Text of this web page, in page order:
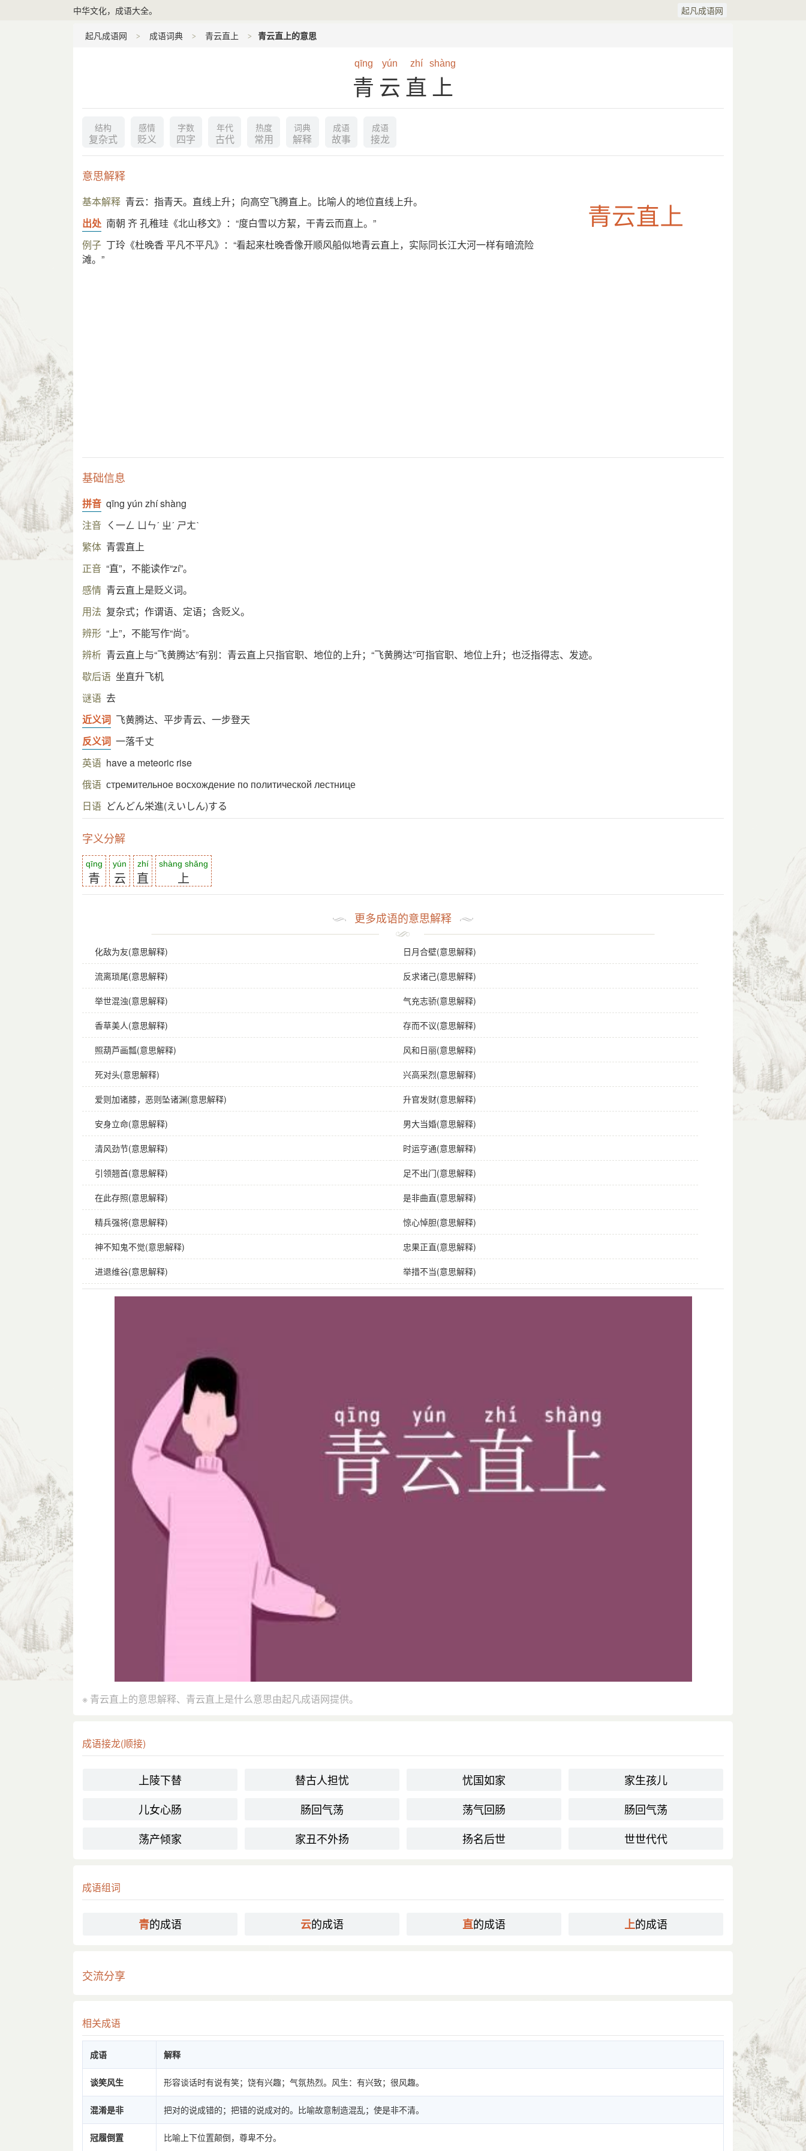
中华文化，成语大全。 起凡成语网
起凡成语网 成语词典 青云直上 青云直上的意思
qīng yún zhí shàng
青云直上
结构
复杂式
感情
贬义
字数
四字
年代
古代
热度
常用
词典
解释
成语
故事
成语
接龙
意思解释
基本解释 青云：指青天。直线上升；向高空飞腾直上。比喻人的地位直线上升。
出处 南朝 齐 孔稚珪《北山移文》：“度白雪以方絜，干青云而直上。”
例子 丁玲《杜晚香 平凡不平凡》：“看起来杜晚香像开顺风船似地青云直上，实际同长江大河一样有暗流险
滩。”
基础信息
拼音 qīng yún zhí shàng
注音 ㄑ一ㄥ ㄩㄣˊ ㄓˊ ㄕㄤˋ
繁体 青雲直上
正音 “直”，不能读作“zí”。
感情 青云直上是贬义词。
用法 复杂式；作谓语、定语；含贬义。
辨形 “上”，不能写作“尚”。
辨析 青云直上与“飞黄腾达”有别：青云直上只指官职、地位的上升；“飞黄腾达”可指官职、地位上升；也泛指得志、发迹。
歇后语 坐直升飞机
谜语 去
近义词 飞黄腾达、平步青云、一步登天
反义词 一落千丈
英语 have a meteoric rise
俄语 стремительное восхождение по политической лестнице
日语 どんどん栄進(えいしん)する
字义分解
qīng
青
yún
云
zhí
直
shàng shǎng
上
更多成语的意思解释
化敌为友(意思解释) 日月合壁(意思解释)
流离琐尾(意思解释) 反求诸己(意思解释)
举世混浊(意思解释) 气充志骄(意思解释)
香草美人(意思解释) 存而不议(意思解释)
照葫芦画瓢(意思解释) 风和日丽(意思解释)
死对头(意思解释) 兴高采烈(意思解释)
爱则加诸膝，恶则坠诸渊(意思解释) 升官发财(意思解释)
安身立命(意思解释) 男大当婚(意思解释)
清风劲节(意思解释) 时运亨通(意思解释)
引领翘首(意思解释) 足不出门(意思解释)
在此存照(意思解释) 是非曲直(意思解释)
精兵强将(意思解释) 惊心悼胆(意思解释)
神不知鬼不觉(意思解释) 忠果正直(意思解释)
进退维谷(意思解释) 举措不当(意思解释)
※ 青云直上的意思解释、青云直上是什么意思由起凡成语网提供。
成语接龙(顺接)
上陵下替 替古人担忧 忧国如家
家生孩儿
儿女心肠
肠回气荡 荡气回肠
肠回气荡
荡产倾家
家丑不外扬 扬名后世 世世代代
成语组词
青的成语 云的成语 直的成语 上的成语
交流分享
相关成语
成语 解释
谈笑风生 形容谈话时有说有笑；饶有兴趣；气氛热烈。风生：有兴致；很风趣。
混淆是非 把对的说成错的；把错的说成对的。比喻故意制造混乱；使是非不清。
冠履倒置 比喻上下位置颠倒，尊卑不分。